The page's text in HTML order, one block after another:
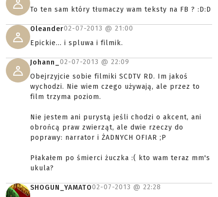
To ten sam który tłumaczy wam teksty na FB ? :D:D
Oleander02-07-2013 @ 21:00
Epickie... i spluwa i filmik.
Johann_ 02-07-2013 @ 22:09
Obejrzyjcie sobie filmiki SCDTV RD. Im jakoś
wychodzi. Nie wiem czego używają, ale przez to
film trzyma poziom.
Nie jestem ani purystą jeśli chodzi o akcent, ani
obrońcą praw zwierząt, ale dwie rzeczy do
poprawy: narrator i ŻADNYCH OFIAR ;P
Płakałem po śmierci żuczka :( kto wam teraz mm's
ukula?
SHOGUN_YAMATO02-07-2013 @ 22:28